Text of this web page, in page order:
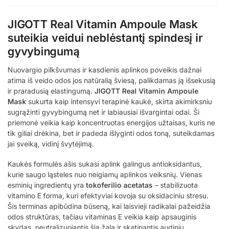
JIGOTT Real Vitamin Ampoule Mask
suteikia veidui neblėstantį spindesį ir
gyvybingumą
Nuovargio pilkšvumas ir kasdienis aplinkos poveikis dažnai
atima iš veido odos jos natūralią šviesą, palikdamas ją išsekusią
ir praradusią elastingumą. JIGOTT Real Vitamin Ampoule
Mask sukurta kaip intensyvi terapinė kaukė, skirta akimirksniu
sugrąžinti gyvybingumą net ir labiausiai išvargintai odai. Ši
priemonė veikia kaip koncentruotas energijos užtaisas, kuris ne
tik giliai drėkina, bet ir padeda išlyginti odos toną, suteikdamas
jai sveiką, vidinį švytėjimą.
Kaukės formulės ašis sukasi aplink galingus antioksidantus,
kurie saugo ląsteles nuo neigiamų aplinkos veiksnių. Vienas
esminių ingredientų yra tokoferilio acetatas – stabilizuota
vitamino E forma, kuri efektyviai kovoja su oksidaciniu stresu.
Šis terminas apibūdina būseną, kai laisvieji radikalai pažeidžia
odos struktūras, tačiau vitaminas E veikia kaip apsauginis